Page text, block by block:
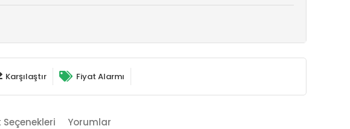
Karşılaştır Fiyat Alarmı
Yorumlar